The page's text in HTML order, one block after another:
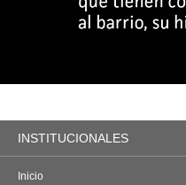
INSTITUCIONALES
Inicio